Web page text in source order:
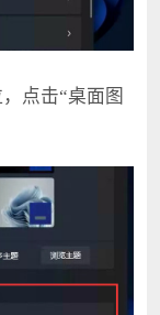
点击“桌面图